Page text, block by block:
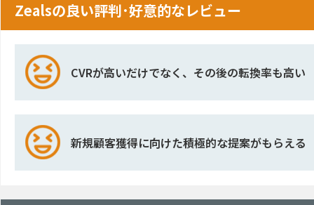
Zealsの良い評判･好意的なレビュー
CVRが高いだけでなく、その後の転換率も高い
新規顧客獲得に向けた積極的な提案がもらえる